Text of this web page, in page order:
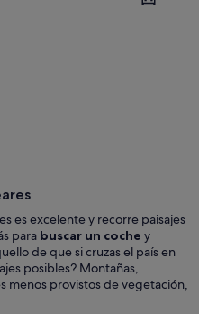
es excelente y recorre paisajes
para buscar un coche y
de que si cruzas el país en
posibles? Montañas,
menos provistos de vegetación,